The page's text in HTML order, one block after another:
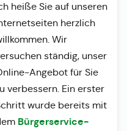
heiße Sie auf unseren
herzlich
Wir
ständig, unser
Angebot für Sie
verbessern. Ein erster
wurde bereits mit
Bürgerservice-